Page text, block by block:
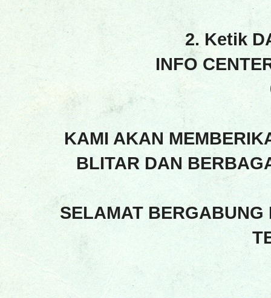
2. Ketik
INFO
KAMI AKAN
BLITAR DAN
SELAMAT